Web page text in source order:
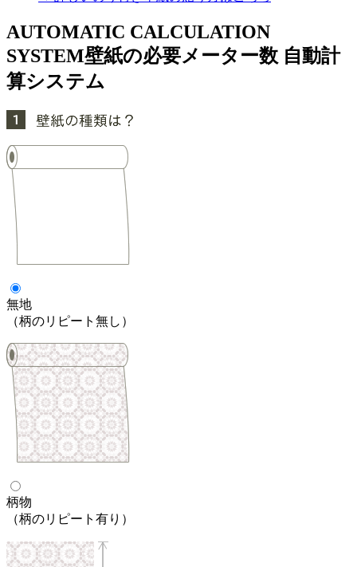
AUTOMATIC CALCULATION
SYSTEM壁紙の必要メーター数 自動計
算システム
無地
（柄のリピート無し）
柄物
（柄のリピート有り）